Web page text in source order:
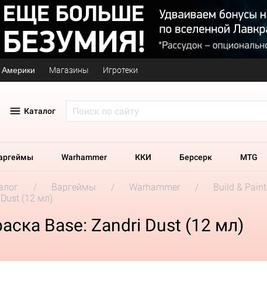
Магазины Игротеки
Каталог
Warhammer ККИ Берсерк MTG
Варгеймы Warhammer Build & Paint
(12 мл)
Base: Zandri Dust (12 мл)